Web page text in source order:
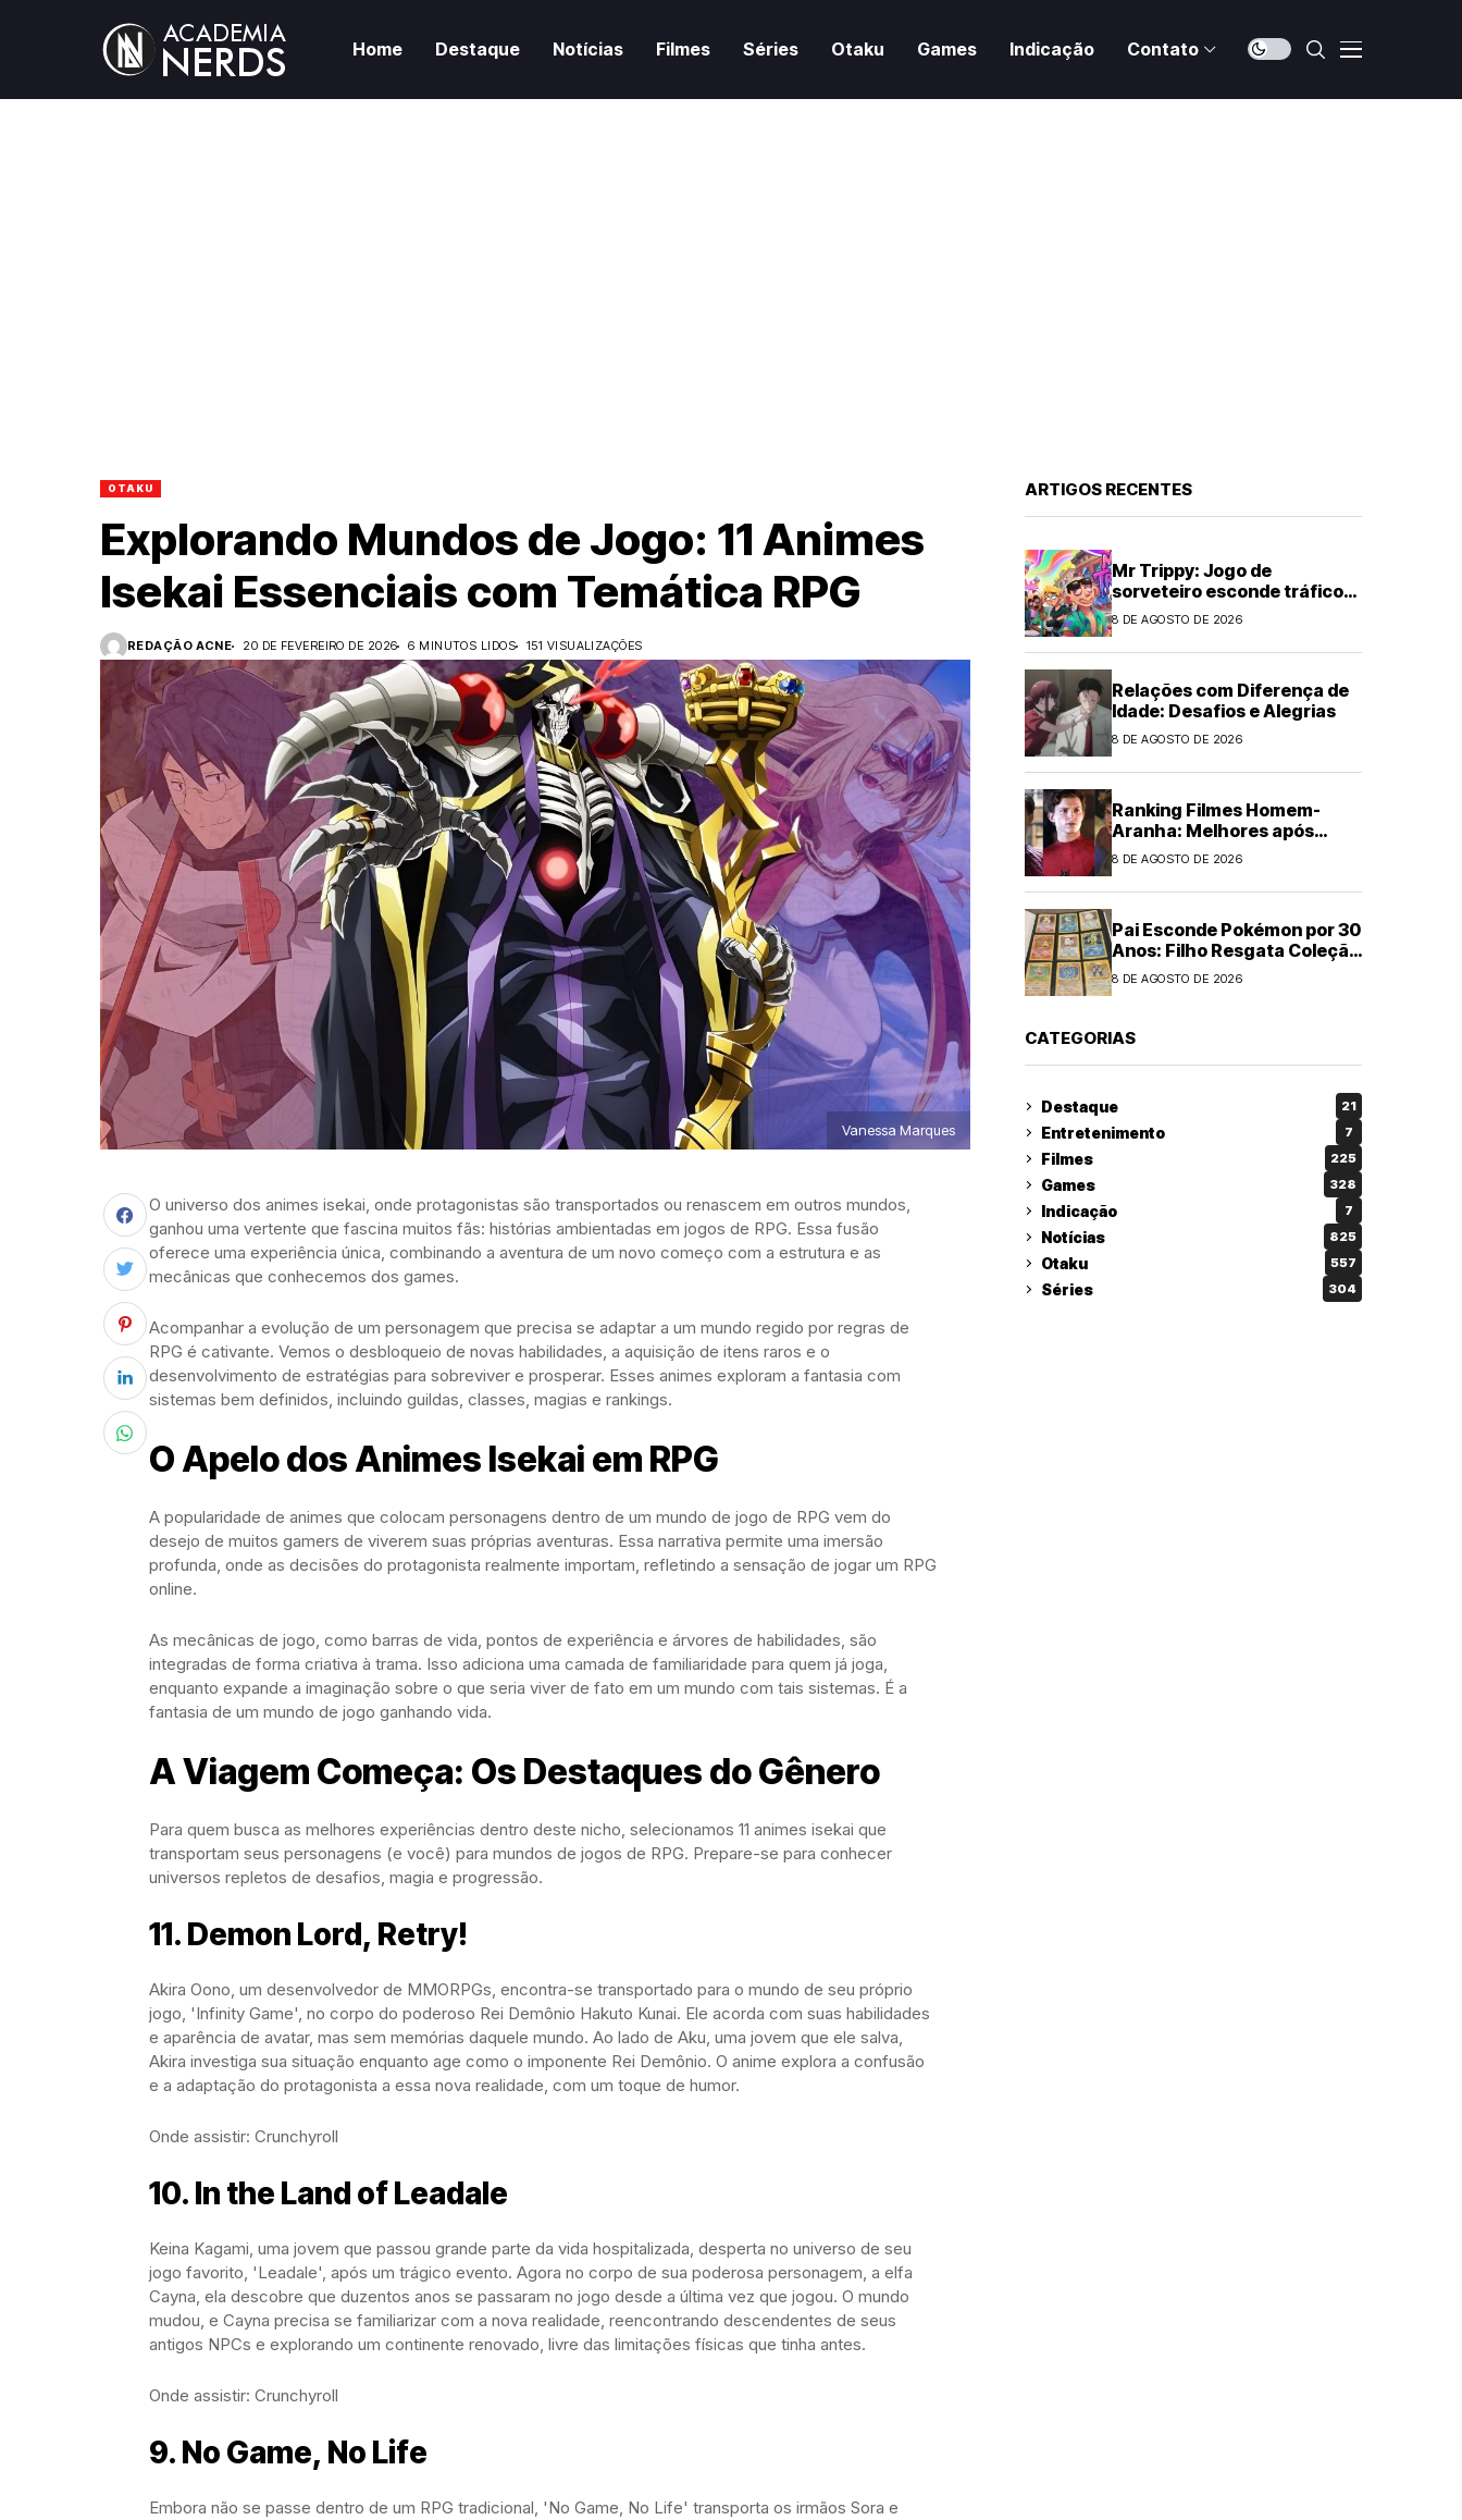
Home Destaque Notícias Filmes Séries Otaku Games Indicação Contato
OTAKU
Explorando Mundos de Jogo: 11 Animes
Isekai Essenciais com Temática RPG
REDAÇÃO ACNE 20 DE FEVEREIRO DE 2026 6 MINUTOS LIDOS 151 VISUALIZAÇÕES
Vanessa Marques
O universo dos animes isekai, onde protagonistas são transportados ou renascem em outros mundos,
ganhou uma vertente que fascina muitos fãs: histórias ambientadas em jogos de RPG. Essa fusão
oferece uma experiência única, combinando a aventura de um novo começo com a estrutura e as
mecânicas que conhecemos dos games.
Acompanhar a evolução de um personagem que precisa se adaptar a um mundo regido por regras de
RPG é cativante. Vemos o desbloqueio de novas habilidades, a aquisição de itens raros e o
desenvolvimento de estratégias para sobreviver e prosperar. Esses animes exploram a fantasia com
sistemas bem definidos, incluindo guildas, classes, magias e rankings.
O Apelo dos Animes Isekai em RPG
A popularidade de animes que colocam personagens dentro de um mundo de jogo de RPG vem do
desejo de muitos gamers de viverem suas próprias aventuras. Essa narrativa permite uma imersão
profunda, onde as decisões do protagonista realmente importam, refletindo a sensação de jogar um RPG
online.
As mecânicas de jogo, como barras de vida, pontos de experiência e árvores de habilidades, são
integradas de forma criativa à trama. Isso adiciona uma camada de familiaridade para quem já joga,
enquanto expande a imaginação sobre o que seria viver de fato em um mundo com tais sistemas. É a
fantasia de um mundo de jogo ganhando vida.
A Viagem Começa: Os Destaques do Gênero
Para quem busca as melhores experiências dentro deste nicho, selecionamos 11 animes isekai que
transportam seus personagens (e você) para mundos de jogos de RPG. Prepare-se para conhecer
universos repletos de desafios, magia e progressão.
11. Demon Lord, Retry!
Akira Oono, um desenvolvedor de MMORPGs, encontra-se transportado para o mundo de seu próprio
jogo, 'Infinity Game', no corpo do poderoso Rei Demônio Hakuto Kunai. Ele acorda com suas habilidades
e aparência de avatar, mas sem memórias daquele mundo. Ao lado de Aku, uma jovem que ele salva,
Akira investiga sua situação enquanto age como o imponente Rei Demônio. O anime explora a confusão
e a adaptação do protagonista a essa nova realidade, com um toque de humor.
Onde assistir: Crunchyroll
10. In the Land of Leadale
Keina Kagami, uma jovem que passou grande parte da vida hospitalizada, desperta no universo de seu
jogo favorito, 'Leadale', após um trágico evento. Agora no corpo de sua poderosa personagem, a elfa
Cayna, ela descobre que duzentos anos se passaram no jogo desde a última vez que jogou. O mundo
mudou, e Cayna precisa se familiarizar com a nova realidade, reencontrando descendentes de seus
antigos NPCs e explorando um continente renovado, livre das limitações físicas que tinha antes.
Onde assistir: Crunchyroll
9. No Game, No Life
Embora não se passe dentro de um RPG tradicional, 'No Game, No Life' transporta os irmãos Sora e
ARTIGOS RECENTES
Mr Trippy: Jogo de
sorveteiro esconde tráfico
de drogas
8 DE AGOSTO DE 2026
Relações com Diferença de
Idade: Desafios e Alegrias
8 DE AGOSTO DE 2026
Ranking Filmes Homem-
Aranha: Melhores após
Brand New Day
8 DE AGOSTO DE 2026
Pai Esconde Pokémon por 30
Anos: Filho Resgata Coleção
Clássica
8 DE AGOSTO DE 2026
CATEGORIAS
Destaque 21
Entretenimento 7
Filmes 225
Games 328
Indicação 7
Notícias 825
Otaku 557
Séries 304